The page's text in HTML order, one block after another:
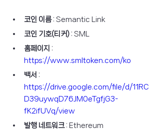
코인 이름 : Semantic Link
코인 기호(티커) : SML
홈페이지 :
https://www.smltoken.com/ko
백서 :
https://drive.google.com/file/d/11RC
D39uywqD76JM0eTgfjG3-
fK2ifUVq/view
발행 네트워크 : Ethereum